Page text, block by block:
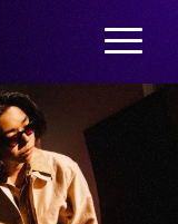
メニュー